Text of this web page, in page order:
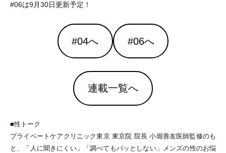
#06は9月30日更新予定！
#04へ #06へ
連載一覧へ
■性トーク
プライベートケアクリニック東京 東京院 院長 小堀善友医師監修のも
と、
「 人に聞きにくい」 「調べてもパッとしない」
メンズの性のお悩